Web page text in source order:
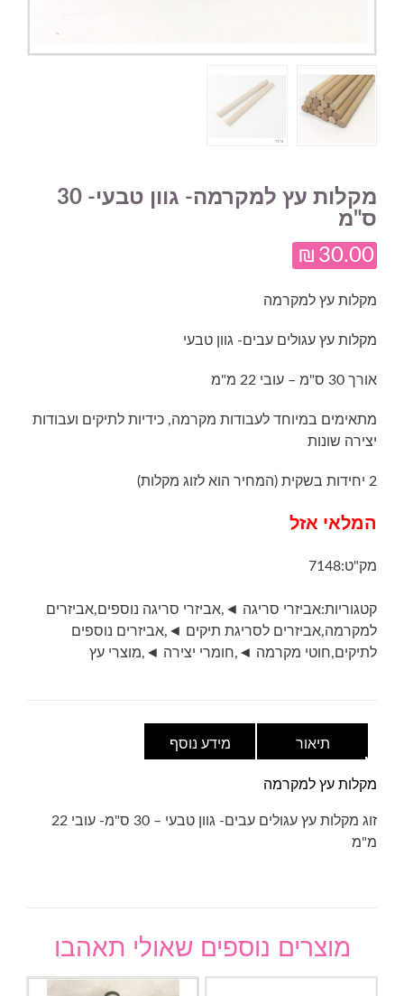
מקלות עץ למקרמה- גוון טבעי- 30
ס"מ
₪ 30.00
מקלות עץ למקרמה
מקלות עץ עגולים עבים- גוון טבעי
אורך 30 ס"מ – עובי 22 מ"מ
מתאימים במיוחד לעבודות מקרמה, כידיות לתיקים ועבודות
יצירה שונות
2 יחידות בשקית (המחיר הוא לזוג מקלות)
המלאי אזל
מק"ט:7148
קטגוריות:אביזרי סריגה ◄ ,אביזרי סריגה נוספים,אביזרים
למקרמה,אביזרים לסריגת תיקים ◄ ,אביזרים נוספים
לתיקים,חוטי מקרמה ◄ ,חומרי יצירה ◄ ,מוצרי עץ
תיאור מידע נוסף
מקלות עץ למקרמה
זוג מקלות עץ עגולים עבים- גוון טבעי – 30 ס"מ- עובי 22
מ"מ
מוצרים נוספים שאולי תאהבו